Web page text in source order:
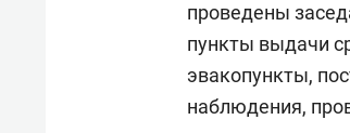
проведены
пункты выдачи
эвакопункты,
наблюдения,